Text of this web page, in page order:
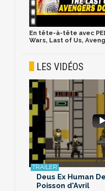
En tête-à-tête avec
Wars, Last of Us,
LES VIDÉOS
Deus Ex Human
Poisson d'Avril